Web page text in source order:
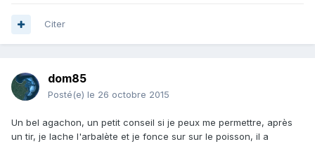
Citer
dom85
Posté(e) le 26 octobre 2015
Un bel agachon, un petit conseil si je peux me permettre, après
un tir, je lache l'arbalète et je fonce sur sur le poisson, il a